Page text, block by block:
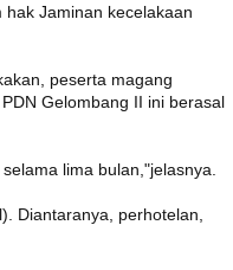
Jaminan kecelakaan
peserta magang
Gelombang II ini berasal
lima bulan,"jelasnya.
Diantaranya, perhotelan,